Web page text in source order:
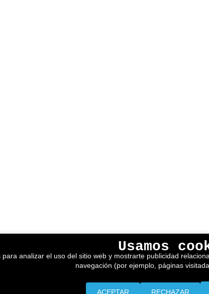
Usamos
analizar el uso del sitio web y mostrarte publicidad
navegación (por ejemplo, páginas
RECHAZAR
ACEPTAR